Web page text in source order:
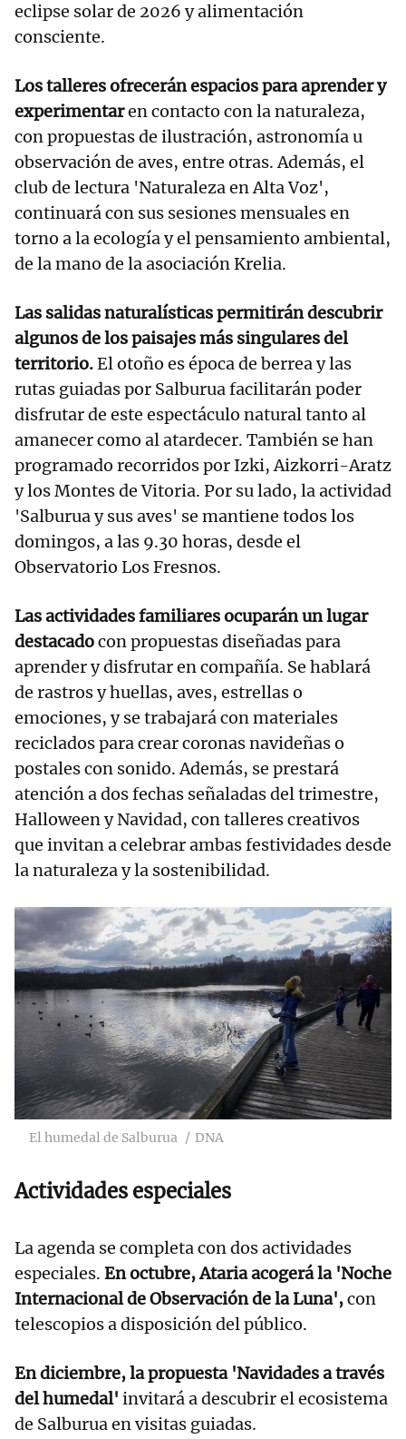
eclipse solar de 2026 y alimentación
consciente.
Los talleres ofrecerán espacios para aprender y
experimentaren contacto con la naturaleza,
con propuestas de ilustración, astronomía u
observación de aves, entre otras. Además, el
club de lectura 'Naturaleza en Alta Voz',
continuará con sus sesiones mensuales en
torno a la ecología y el pensamiento ambiental,
de la mano de la asociación Krelia.
Las salidas naturalísticas permitirán descubrir
algunos de los paisajes más singulares del
territorio.El otoño es época de berrea y las
rutas guiadas por Salburua facilitarán poder
disfrutar de este espectáculo natural tanto al
amanecer como al atardecer. También se han
programado recorridos por Izki, Aizkorri-Aratz
y los Montes de Vitoria. Por su lado, la actividad
'Salburua y sus aves' se mantiene todos los
domingos, a las 9.30 horas, desde el
Observatorio Los Fresnos.
Las actividades familiares ocuparán un lugar
destacadocon propuestas diseñadas para
aprender y disfrutar en compañía. Se hablará
de rastros y huellas, aves, estrellas o
emociones, y se trabajará con materiales
reciclados para crear coronas navideñas o
postales con sonido. Además, se prestará
atención a dos fechas señaladas del trimestre,
Halloween y Navidad, con talleres creativos
que invitan a celebrar ambas festividades desde
la naturaleza y la sostenibilidad.
El humedal de Salburua DNA
Actividades especiales
La agenda se completa con dos actividades
especiales. En octubre, Ataria acogerá la 'Noche
Internacional de Observación de la Luna',con
telescopios a disposición del público.
En diciembre, la propuesta 'Navidades a través
del humedal' invitará a descubrir el ecosistema
de Salburua en visitas guiadas.